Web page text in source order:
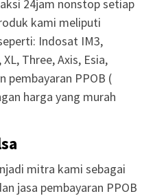
24jam nonstop setiap
kami meliputi
Indosat IM3,
Three, Axis, Esia,
pembayaran PPOB (
harga yang murah
mitra kami sebagai
jasa pembayaran PPOB